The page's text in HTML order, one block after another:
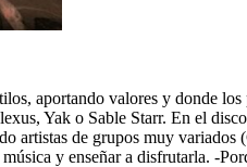
aportando valores y donde
Yak o Sable Starr. En el
artistas de grupos muy
y enseñar a disfrutarla. -